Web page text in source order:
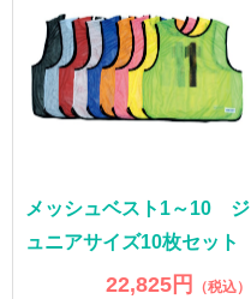
メッシュベスト1～10 ジ
ュニアサイズ10枚セット
22,825円 （税込）